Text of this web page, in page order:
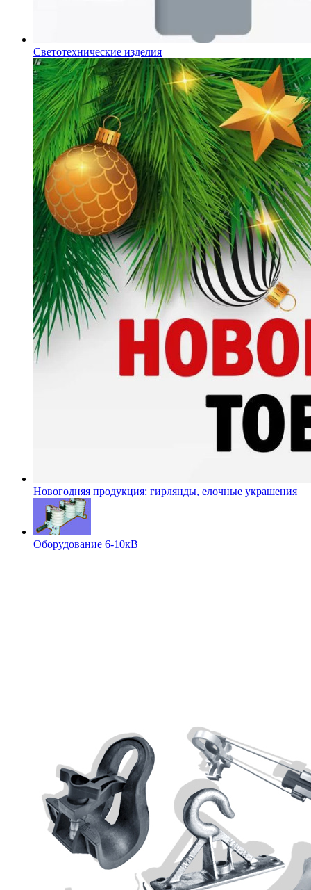
Светотехнические изделия
Новогодняя продукция: гирлянды, елочные украшения
Оборудование 6-10кВ